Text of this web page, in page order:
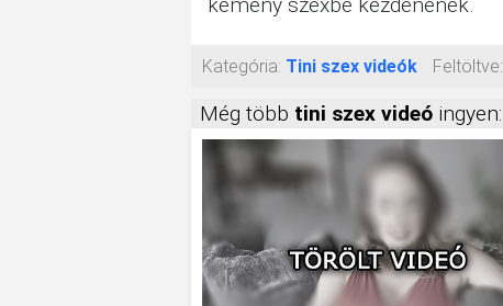
Kategória: Tini szex videók Feltöltve:
Még több tini szex videó ingyen: